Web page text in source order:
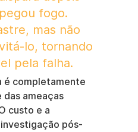
fogo.
mas não
lo, tornando
pela falha.
é completamente
ameaças
custo e a
pós-